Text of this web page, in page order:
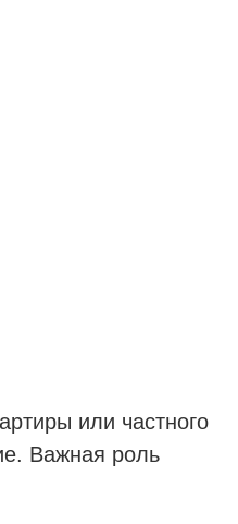
или частного
Важная роль